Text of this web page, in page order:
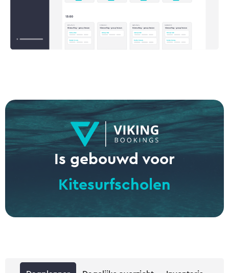
Is gebouwd voor
Kitesurfscholen
Surfscholen
SUP-scholen